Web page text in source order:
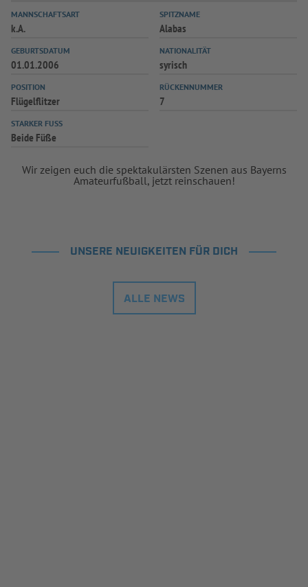
SPIELPLUS
MANNSCHAFTSART
k.A.
SPITZNAME
Alabas
GEBURTSDATUM
01.01.2006
NATIONALITÄT
syrisch
POSITION
Flügelflitzer
RÜCKENNUMMER
7
STARKER FUSS
Beide Füße
Wir zeigen euch die spektakulärsten Szenen aus Bayerns
Amateurfußball, jetzt reinschauen!
UNSERE NEUIGKEITEN FÜR DICH
ALLE NEWS